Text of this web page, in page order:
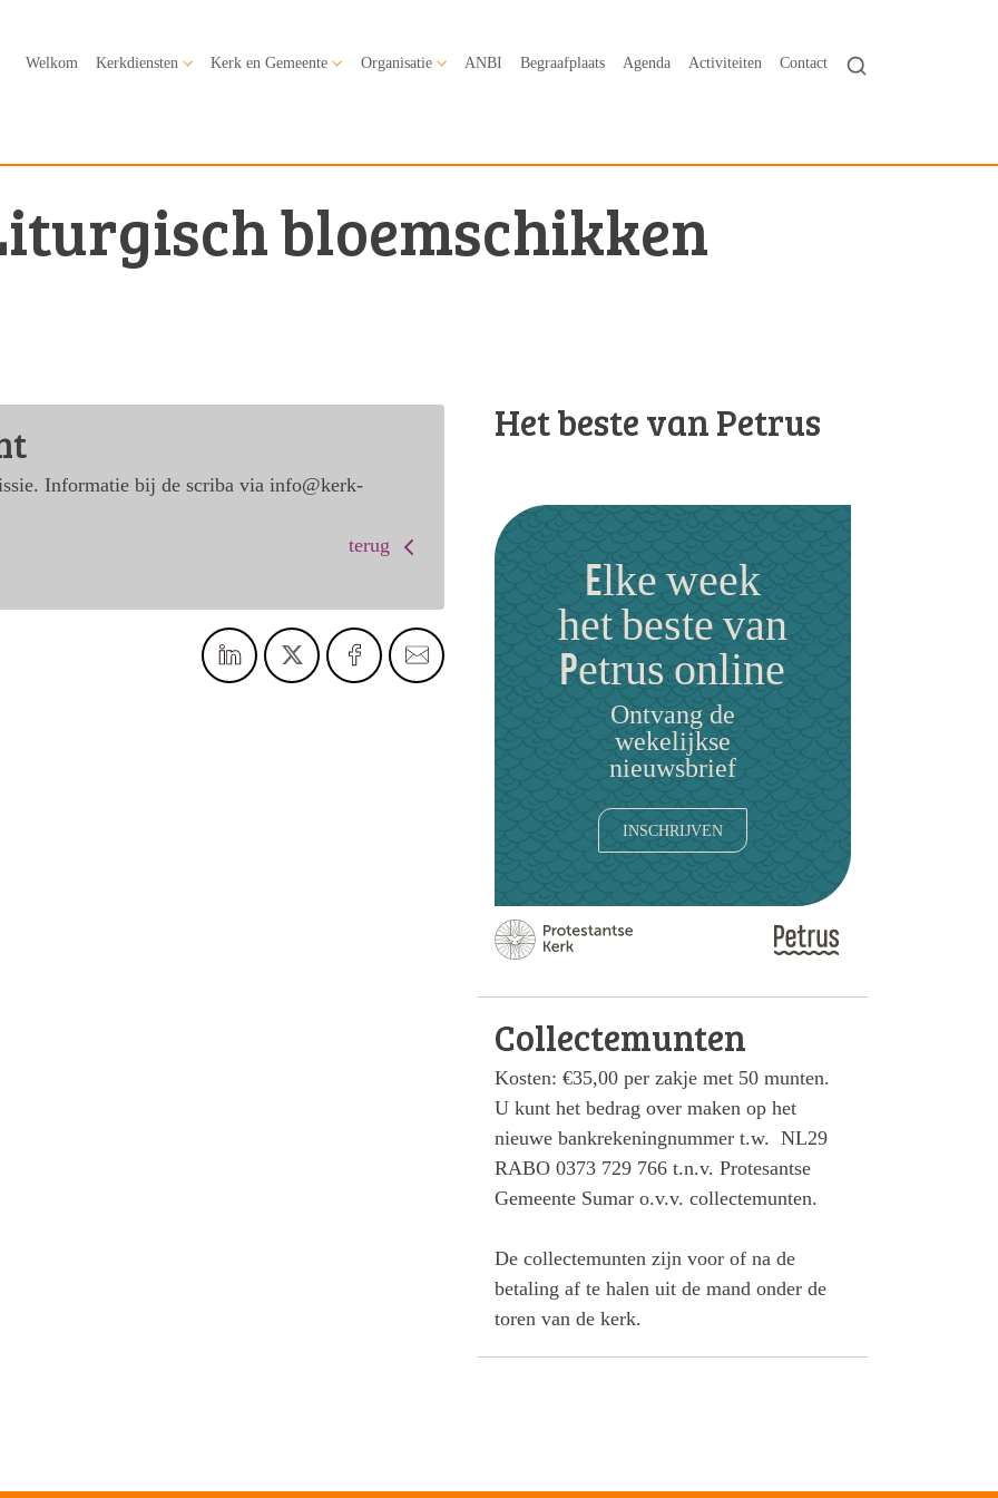
Welkom Kerkdiensten Kerk en Gemeente Organisatie ANBI Begraafplaats Agenda Activiteiten Contact
bloemschikken
Informatie bij de scriba via info@kerk-
terug
Het beste van Petrus
Elke week
het beste van
Petrus online
Ontvang de
wekelijkse
nieuwsbrief
INSCHRIJVEN
Collectemunten
Kosten: €35,00 per zakje met 50 munten.
U kunt het bedrag over maken op het
nieuwe bankrekeningnummer t.w. NL29
RABO 0373 729 766 t.n.v. Protesantse
Gemeente Sumar o.v.v. collectemunten.
De collectemunten zijn voor of na de
betaling af te halen uit de mand onder de
toren van de kerk.